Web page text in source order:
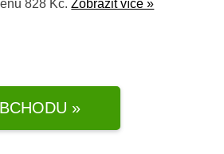
828 Kč.Zobrazit více »
»